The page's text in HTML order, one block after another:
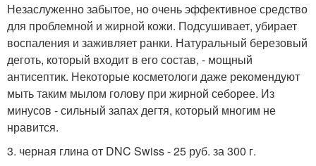
Незаслуженно забытое, но очень эффективное средство
для проблемной и жирной кожи. Подсушивает, убирает
воспаления и заживляет ранки. Натуральный березовый
деготь, который входит в его состав, - мощный
антисептик. Некоторые косметологи даже рекомендуют
мыть таким мылом голову при жирной себорее. Из
минусов - сильный запах дегтя, который многим не
нравится.
3. черная глина от DNC Swiss - 25 руб. за 300 г.